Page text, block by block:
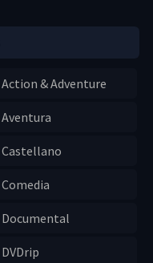
Action & Adventure
Aventura
Castellano
Comedia
Documental
DVDrip